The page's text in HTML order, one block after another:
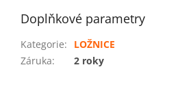
Doplňkové parametry
Kategorie:
LOŽNICE
Záruka: 2 roky